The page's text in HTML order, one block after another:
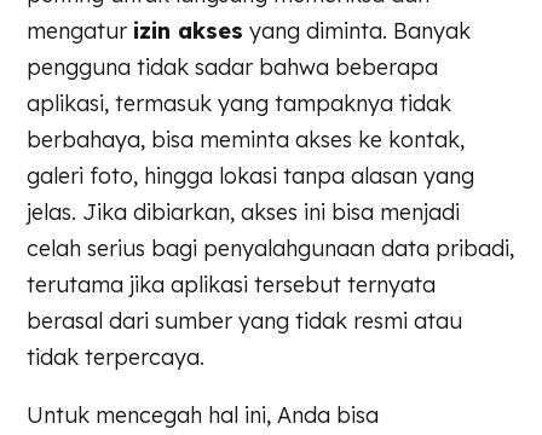
mengatur izin akses yang diminta. Banyak
pengguna tidak sadar bahwa beberapa
aplikasi, termasuk yang tampaknya tidak
berbahaya, bisa meminta akses ke kontak,
galeri foto, hingga lokasi tanpa alasan yang
jelas. Jika dibiarkan, akses ini bisa menjadi
celah serius bagi penyalahgunaan data pribadi,
terutama jika aplikasi tersebut ternyata
berasal dari sumber yang tidak resmi atau
tidak terpercaya.
Untuk mencegah hal ini, Anda bisa